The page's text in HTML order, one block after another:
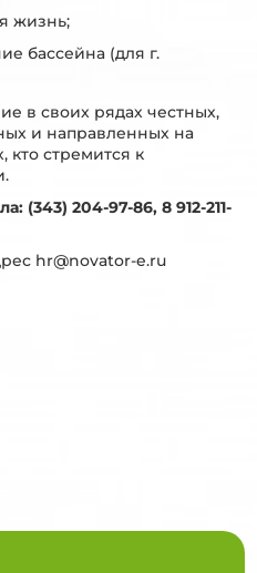
жизнь;
бассейна (для г.
в своих рядах честных,
и направленных на
кто стремится к
(343) 204-97-86, 8 912-211-
hr@novator-e.ru